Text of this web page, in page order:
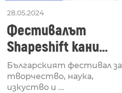
28.05.2024
Фестивалът
Shapeshift кани
Fabrizio Mammarella
за откриването си
Българският фестивал за
творчество, наука,
изкуство и ...